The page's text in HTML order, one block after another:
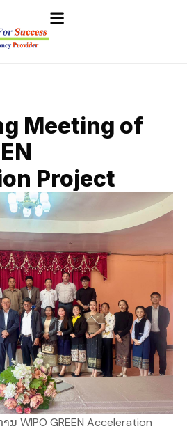
Meeting of
Project
WIPO GREEN Acceleration